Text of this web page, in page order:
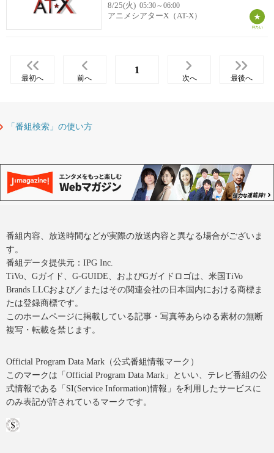
8/25(火) 05:30～06:00
アニメシアターX（AT-X）
最初へ 前へ
1
次へ 最後へ
「番組検索」の使い方
番組内容、放送時間などが実際の放送内容と異なる場合がございま
す。
番組データ提供元：IPG Inc.
TiVo、Gガイド、G-GUIDE、およびGガイドロゴは、米国TiVo
Brands LLCおよび／またはその関連会社の日本国内における商標ま
たは登録商標です。
このホームページに掲載している記事・写真等あらゆる素材の無断
複写・転載を禁じます。
Official Program Data Mark（公式番組情報マーク）
このマークは「Official Program Data Mark」といい、テレビ番組の公
式情報である「SI(Service Information)情報」を利用したサービスに
のみ表記が許されているマークです。